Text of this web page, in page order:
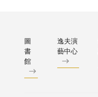
圖
書
館
逸夫演
藝中心